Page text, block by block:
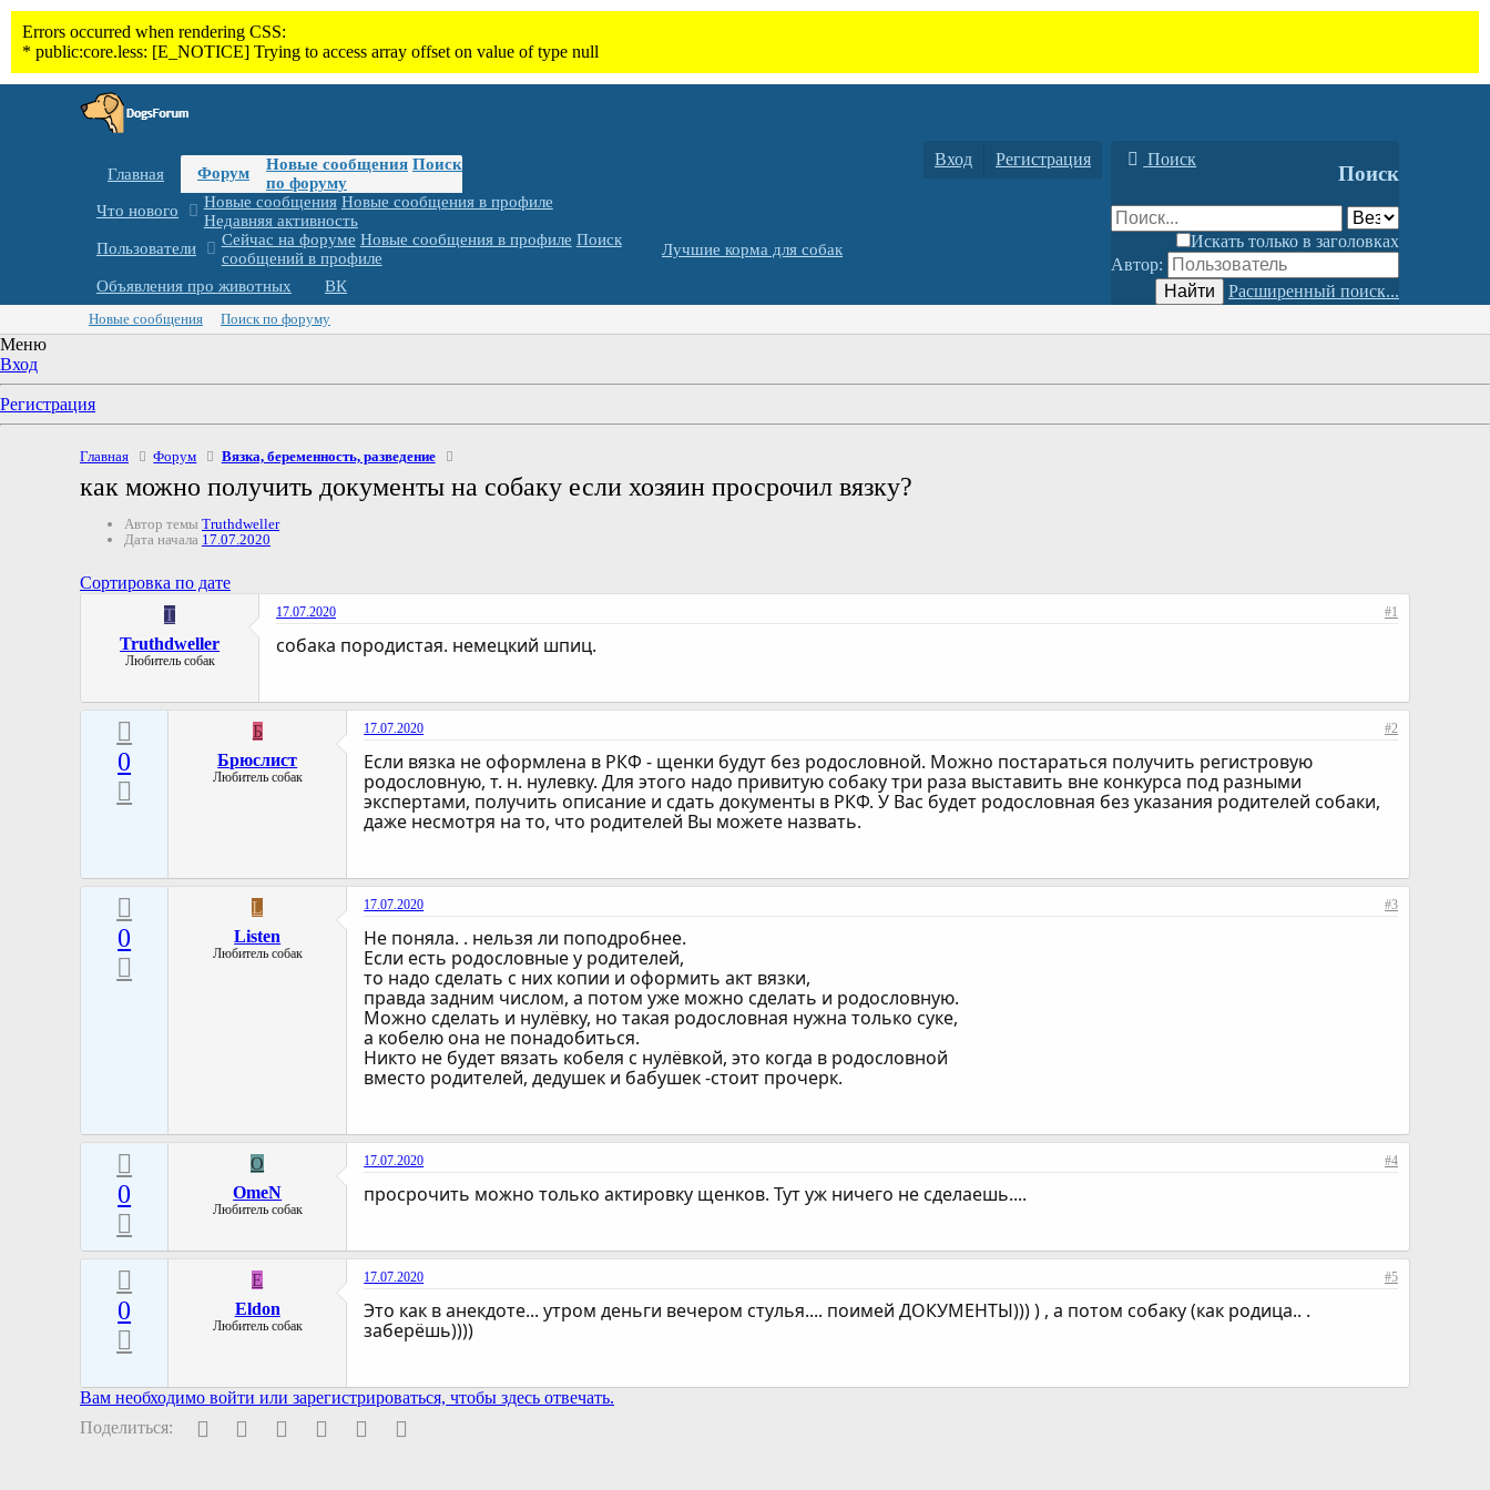
Главная Форум Новые сообщения Поиск
по форуму
Что нового
Новые сообщения Новые сообщения в профиле
Недавняя активность
Пользователи
Сейчас на форуме Новые сообщения в профиле Поиск
сообщений в профиле
Лучшие корма для собак
Объявления про животных ВК
Вход Регистрация Поиск
Поиск
Искать только в заголовках
Автор:
Найти
Расширенный поиск...
Новые сообщения Поиск по форуму
Меню
Вход
Регистрация
Главная Форум Вязка, беременность, разведение
как можно получить документы на собаку если хозяин просрочил вязку?
Автор темы Truthdweller
Дата начала 17.07.2020
Сортировка по дате
T
Truthdweller
Любитель собак
17.07.2020 #1
собака породистая. немецкий шпиц.
0
Б
Брюслист
Любитель собак
17.07.2020 #2
Если вязка не оформлена в РКФ - щенки будут без родословной. Можно постараться получить регистровую
родословную, т. н. нулевку. Для этого надо привитую собаку три раза выставить вне конкурса под разными
экспертами, получить описание и сдать документы в РКФ. У Вас будет родословная без указания родителей собаки,
даже несмотря на то, что родителей Вы можете назвать.
0
L
Listen
Любитель собак
17.07.2020 #3
Не поняла. . нельзя ли поподробнее.
Если есть родословные у родителей,
то надо сделать с них копии и оформить акт вязки,
правда задним числом, а потом уже можно сделать и родословную.
Можно сделать и нулёвку, но такая родословная нужна только суке,
а кобелю она не понадобиться.
Никто не будет вязать кобеля с нулёвкой, это когда в родословной
вместо родителей, дедушек и бабушек -стоит прочерк.
0
O
OmeN
Любитель собак
17.07.2020 #4
просрочить можно только актировку щенков. Тут уж ничего не сделаешь....
0
E
Eldon
Любитель собак
17.07.2020 #5
Это как в анекдоте... утром деньги вечером стулья.... поимей ДОКУМЕНТЫ))) ) , а потом собаку (как родица.. .
заберёшь))))
Вам необходимо войти или зарегистрироваться, чтобы здесь отвечать.
Поделиться:
Facebook
Twitter PinterestWhatsAppЭлектронная почта